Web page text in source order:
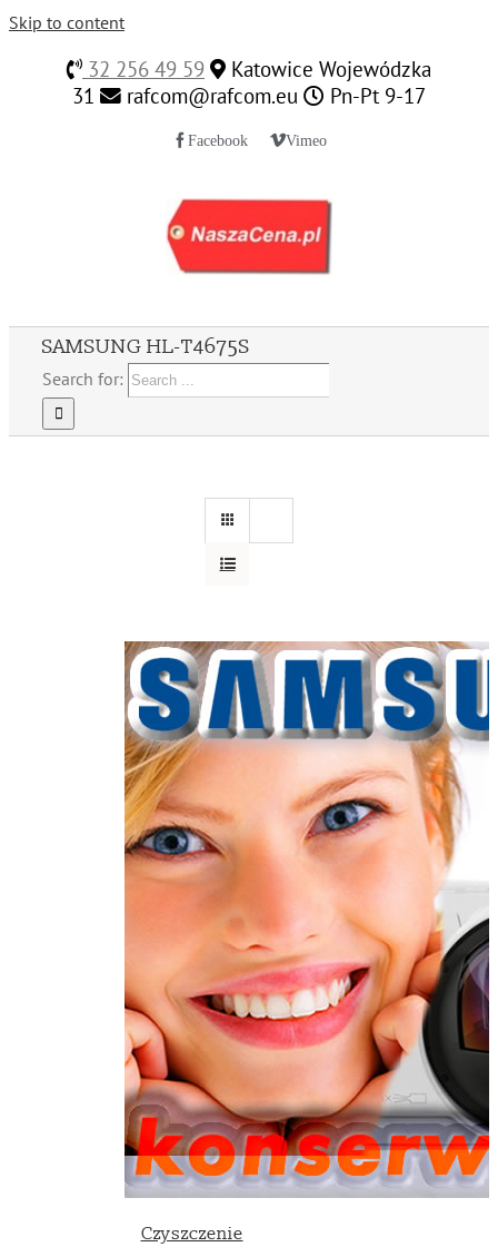
Skip to content
32 256 49 59
Katowice Wojewódzka
31
rafcom@rafcom.eu Pn-Pt 9-17
Facebook Vimeo
SAMSUNG HL-T4675S
Search for:
Czyszczenie